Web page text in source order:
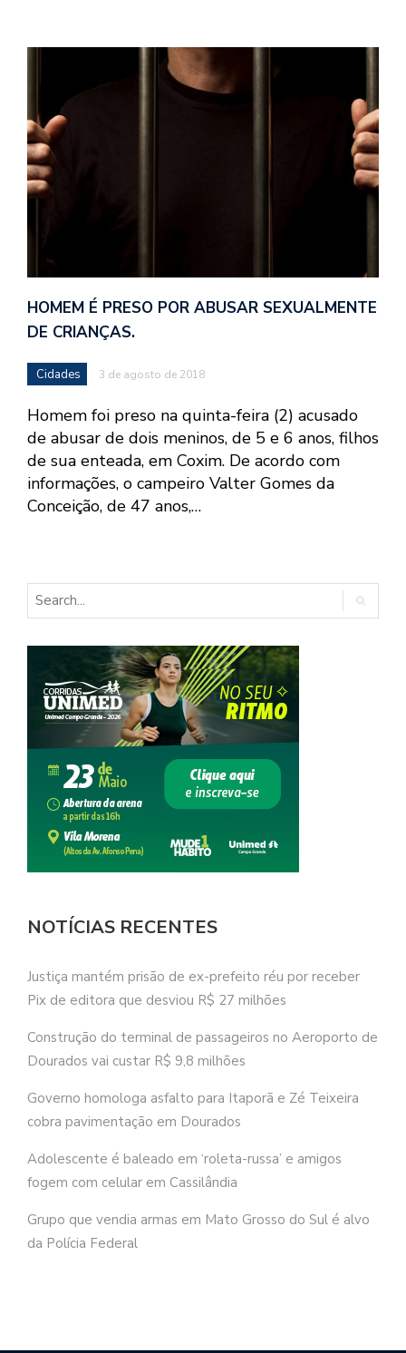
HOMEM É PRESO POR ABUSAR SEXUALMENTE
DE CRIANÇAS.
Cidades 3 de agosto de 2018
Homem foi preso na quinta-feira (2) acusado
de abusar de dois meninos, de 5 e 6 anos, filhos
de sua enteada, em Coxim. De acordo com
informações, o campeiro Valter Gomes da
Conceição, de 47 anos,…
NOTÍCIAS RECENTES
Justiça mantém prisão de ex-prefeito réu por receber
Pix de editora que desviou R$ 27 milhões
Construção do terminal de passageiros no Aeroporto de
Dourados vai custar R$ 9,8 milhões
Governo homologa asfalto para Itaporã e Zé Teixeira
cobra pavimentação em Dourados
Adolescente é baleado em ‘roleta-russa’ e amigos
fogem com celular em Cassilândia
Grupo que vendia armas em Mato Grosso do Sul é alvo
da Polícia Federal